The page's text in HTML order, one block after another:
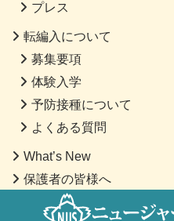
プレス
転編入について
募集要項
体験入学
予防接種について
よくある質問
What’s New
保護者の皆様へ